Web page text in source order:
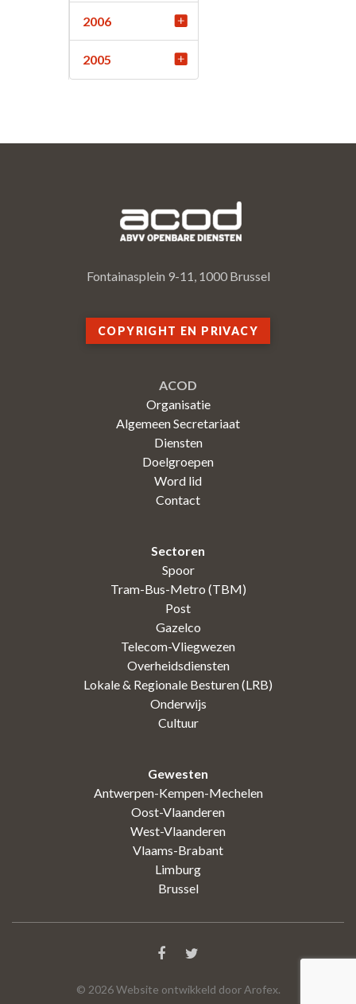
2006
2005
Fontainasplein 9-11, 1000 Brussel
COPYRIGHT EN PRIVACY
ACOD
Organisatie
Algemeen Secretariaat
Diensten
Doelgroepen
Word lid
Contact
Sectoren
Spoor
Tram-Bus-Metro (TBM)
Post
Gazelco
Telecom-Vliegwezen
Overheidsdiensten
Lokale & Regionale Besturen (LRB)
Onderwijs
Cultuur
Gewesten
Antwerpen-Kempen-Mechelen
Oost-Vlaanderen
West-Vlaanderen
Vlaams-Brabant
Limburg
Brussel
© 2026Website ontwikkeld door Arofex.